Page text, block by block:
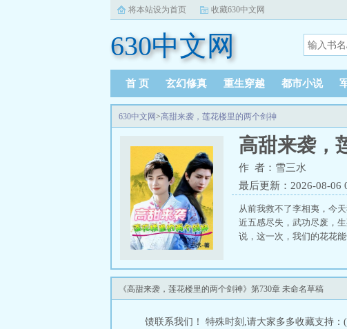
将本站设为首页 收藏630中文网
630中文网
首 页 玄幻修真 重生穿越 都市小说
630中文网>高甜来袭，莲花楼里的两个剑神
高甜来袭，
作 者：雪三水
最后更新：2026-08-06
从前我救不了李相夷，今
近五感尽失，武功尽废，
说，这一次，我们的花花
《高甜来袭，莲花楼里的两个剑神》第730章 未命名草稿
馈联系我们！ 特殊时刻,请大家多多收藏支持：